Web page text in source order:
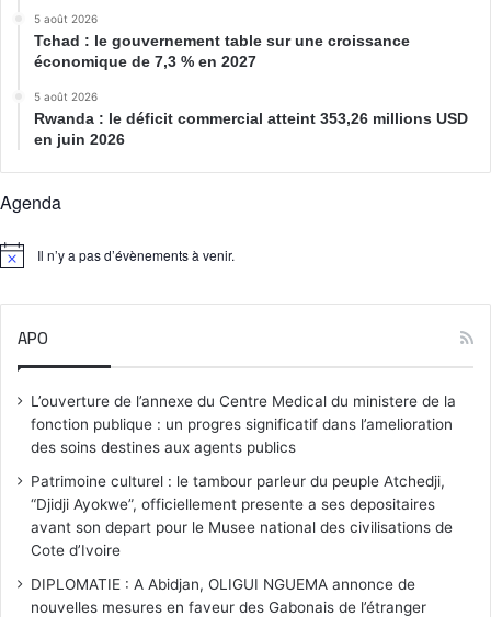
5 août 2026
Tchad : le gouvernement table sur une croissance
économique de 7,3 % en 2027
5 août 2026
Rwanda : le déficit commercial atteint 353,26 millions USD
en juin 2026
Agenda
N
Il n’y a pas d’évènements à venir.
APO
L’ouverture de l’annexe du Centre Medical du ministere de la
fonction publique : un progres significatif dans l’amelioration
des soins destines aux agents publics
Patrimoine culturel : le tambour parleur du peuple Atchedji,
“Djidji Ayokwe”, officiellement presente a ses depositaires
avant son depart pour le Musee national des civilisations de
Cote d’Ivoire
DIPLOMATIE : A Abidjan, OLIGUI NGUEMA annonce de
nouvelles mesures en faveur des Gabonais de l’étranger